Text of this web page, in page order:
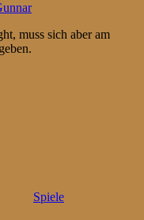
muss sich aber am
Spiele